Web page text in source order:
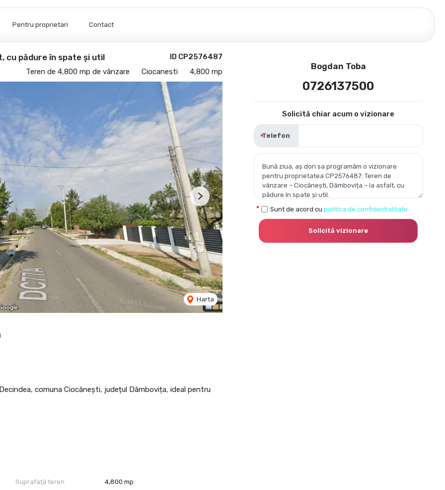
Pentru proprietari Contact
ID CP2576487
cu pădure în spate și util
Teren de 4,800 mp de vânzare Ciocanesti 4,800 mp
Harta
Next
comuna Ciocănești, județul Dâmbovița, ideal pentru
intimitate
Suprafață teren 4,800 mp
Bogdan Toba
0726137500
Solicită chiar acum o vizionare
Telefon
Sunt de acord cu politica de confidențialitate
Solicită vizionare